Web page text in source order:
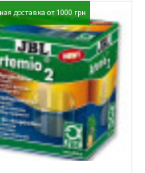
доставка от 1000 грн